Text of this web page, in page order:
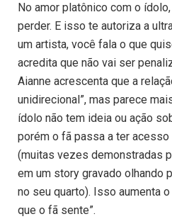
No amor platônico com o
perder. E isso te autoriza a
um artista, você fala o que
acredita que não vai ser
Aianne acrescenta que a
unidirecional”, mas parece
ídolo não tem ideia ou ação
porém o fã passa a ter
(muitas vezes demonstradas
em um story gravado olhando
no seu quarto). Isso aumenta
que o fã sente”.